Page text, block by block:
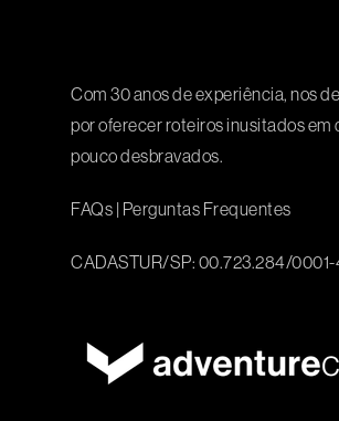
Com 30 anos de experiência, nos
por oferecer roteiros inusitados em
pouco desbravados.
FAQs | Perguntas Frequentes
CADASTUR/SP: 00.723.284/